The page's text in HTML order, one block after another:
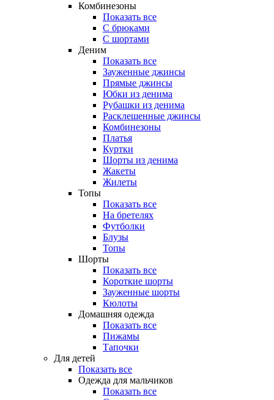
Комбинезоны
Показать все
С брюками
С шортами
Деним
Показать все
Зауженные джинсы
Прямые джинсы
Юбки из денима
Рубашки из денима
Расклешенные джинсы
Комбинезоны
Платья
Куртки
Шорты из денима
Жакеты
Жилеты
Топы
Показать все
На бретелях
Футболки
Блузы
Топы
Шорты
Показать все
Короткие шорты
Зауженные шорты
Кюлоты
Домашняя одежда
Показать все
Пижамы
Тапочки
Для детей
Показать все
Одежда для мальчиков
Показать все